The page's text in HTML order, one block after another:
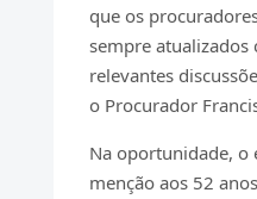
que os
sempre atualizados
relevantes
o Procurador
Na oportunidade, o
menção aos 52